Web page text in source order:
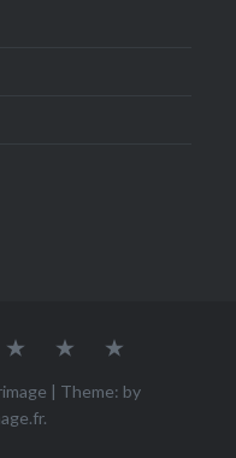
Mes
Mes
| Theme: by
.